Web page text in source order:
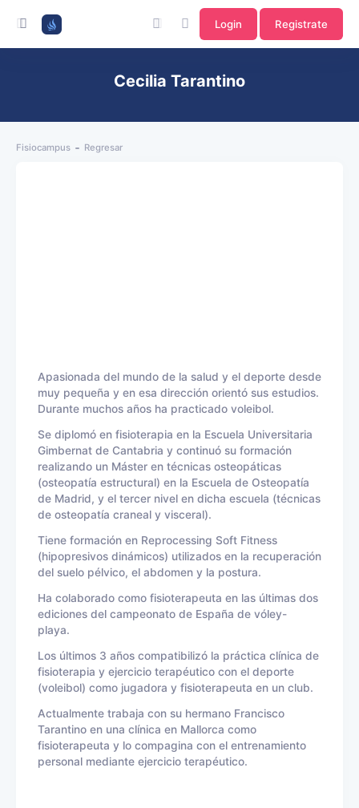
Login Registrate
Cecilia Tarantino
Fisiocampus Regresar
Apasionada del mundo de la salud y el deporte desde
muy pequeña y en esa dirección orientó sus estudios.
Durante muchos años ha practicado voleibol.
Se diplomó en fisioterapia en la Escuela Universitaria
Gimbernat de Cantabria y continuó su formación
realizando un Máster en técnicas osteopáticas
(osteopatía estructural) en la Escuela de Osteopatía
de Madrid, y el tercer nivel en dicha escuela (técnicas
de osteopatía craneal y visceral).
Tiene formación en Reprocessing Soft Fitness
(hipopresivos dinámicos) utilizados en la recuperación
del suelo pélvico, el abdomen y la postura.
Ha colaborado como fisioterapeuta en las últimas dos
ediciones del campeonato de España de vóley-
playa.
Los últimos 3 años compatibilizó la práctica clínica de
fisioterapia y ejercicio terapéutico con el deporte
(voleibol) como jugadora y fisioterapeuta en un club.
Actualmente trabaja con su hermano Francisco
Tarantino en una clínica en Mallorca como
fisioterapeuta y lo compagina con el entrenamiento
personal mediante ejercicio terapéutico.